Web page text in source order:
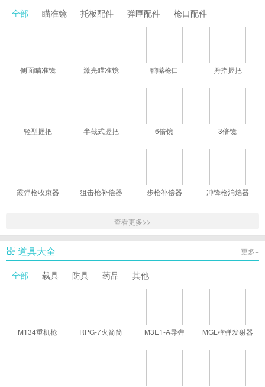
全部 瞄准镜 托板配件 弹匣配件 枪口配件
侧面瞄准镜 激光瞄准镜 鸭嘴枪口 拇指握把
轻型握把 半截式握把 6倍镜 3倍镜
霰弹枪收束器 狙击枪补偿器 步枪补偿器 冲锋枪消焰器
查看更多>>
道具大全 更多+
全部 载具 防具 药品 其他
M134重机枪 RPG-7火箭筒 M3E1-A导弹 MGL榴弹发射器